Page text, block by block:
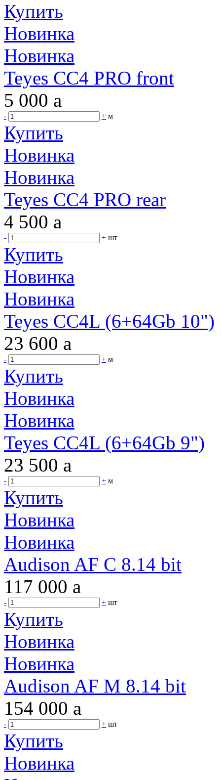
Купить
Новинка
Новинка
Teyes CC4 PRO front
5 000 a
- + м
Купить
Новинка
Новинка
Teyes CC4 PRO rear
4 500 a
- + шт
Купить
Новинка
Новинка
Teyes CC4L (6+64Gb 10")
23 600 a
- + м
Купить
Новинка
Новинка
Teyes CC4L (6+64Gb 9")
23 500 a
- + м
Купить
Новинка
Новинка
Audison AF C 8.14 bit
117 000 a
- + шт
Купить
Новинка
Новинка
Audison AF M 8.14 bit
154 000 a
- + шт
Купить
Новинка